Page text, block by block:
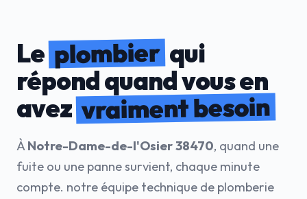
Leplombierqui
répond quand vous en
avezvraiment besoin
ÀNotre-Dame-de-l'Osier 38470, quand une
fuite ou une panne survient, chaque minute
compte. notre équipe technique de plomberie